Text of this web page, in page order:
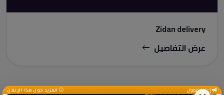
Zidan delivery
عرض التفاصيل
إعلان ممول المزيد حول هذا الإعلان